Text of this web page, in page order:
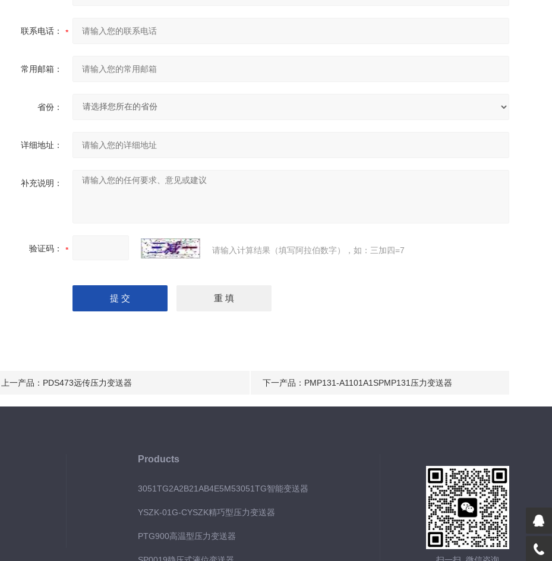
联系电话：
常用邮箱：
省份：
详细地址：
补充说明：
验证码： 请输入计算结果（填写阿拉伯数字），如：三加四=7
上一产品： PDS473远传压力变送器 下一产品： PMP131-A1101A1SPMP131压力变送器
Products
3051TG2A2B21AB4E5M53051TG智能变送器
YSZK-01G-CYSZK精巧型压力变送器
PTG900高温型压力变送器